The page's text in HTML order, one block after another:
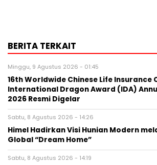
BERITA TERKAIT
Minggu, 9 Agustus 2026 - 01:45
16th Worldwide Chinese Life Insurance
International Dragon Award (IDA)
2026 Resmi Digelar
Sabtu, 8 Agustus 2026 - 14:26
Himel Hadirkan Visi Hunian Modern
Global “Dream Home”
Sabtu, 8 Agustus 2026 - 14:19